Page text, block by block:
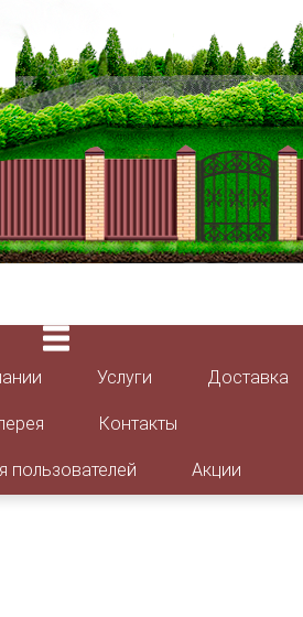
Услуги Доставка
Контакты
пользователей
Акции